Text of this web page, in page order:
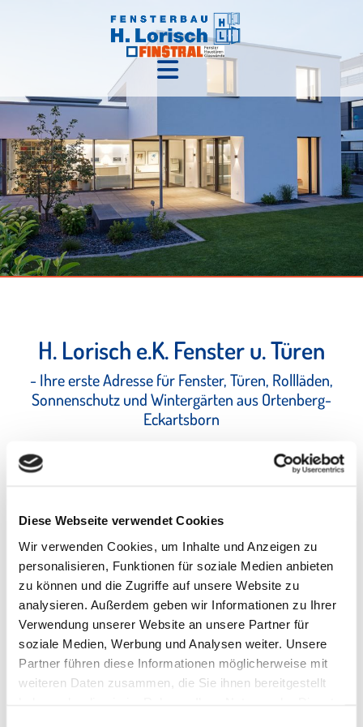
Diese Webseite verwendet Cookies
Wir verwenden Cookies, um Inhalte und Anzeigen zu
personalisieren, Funktionen für soziale Medien anbieten
zu können und die Zugriffe auf unsere Website zu
analysieren. Außerdem geben wir Informationen zu Ihrer
Verwendung unserer Website an unsere Partner für
soziale Medien, Werbung und Analysen weiter. Unsere
Partner führen diese Informationen möglicherweise mit
weiteren Daten zusammen, die Sie ihnen bereitgestellt
H. Lorisch e.K. Fenster u. Türen
- Ihre erste Adresse für Fenster, Türen, Rollläden,
Sonnenschutz und Wintergärten aus Ortenberg-
Eckartsborn
Sie benötigen neue Fenster oder Türen oder Sie möchten
Sicht- und Sonnenschutz für Ihr Haus gewährleisten? Sie
noch nicht an die Planung herangetraut?
Wir sind Ihr kompetenter Ansprechpartner für die Montage
von Fenstern, Türen, Sonnenschutz, Wintergärten und vieles
mehr. Dabei liegen uns höchste Qualität, maßgenaue
Anpassung und natürlich Ihre Zufriedenheit am Herzen.
Aufmaß und Montage unserer Produkte übernehmen unsere